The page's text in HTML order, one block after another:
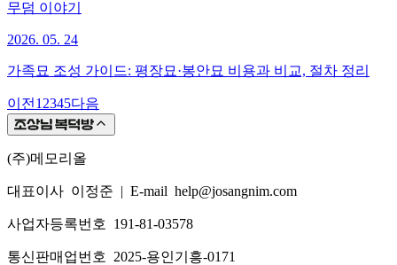
무덤 이야기
2026. 05. 24
가족묘 조성 가이드: 평장묘·봉안묘 비용과 비교, 절차 정리
이전 1 2345다음
(주)메모리올
대표이사 이정준 | E-mail help@josangnim.com
사업자등록번호 191-81-03578
통신판매업번호 2025-용인기흥-0171